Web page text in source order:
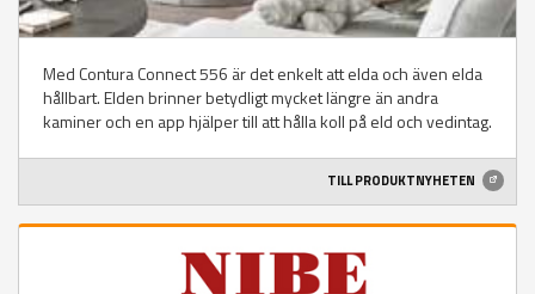
Med Contura Connect 556 är det enkelt att elda och även elda
hållbart. Elden brinner betydligt mycket längre än andra
kaminer och en app hjälper till att hålla koll på eld och vedintag.
TILL PRODUKTNYHETEN